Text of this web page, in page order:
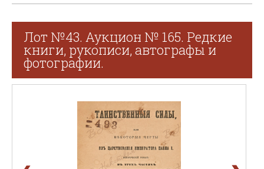
Лот №43. Аукцион № 165. Редкие
книги, рукописи, автографы и
фотографии.